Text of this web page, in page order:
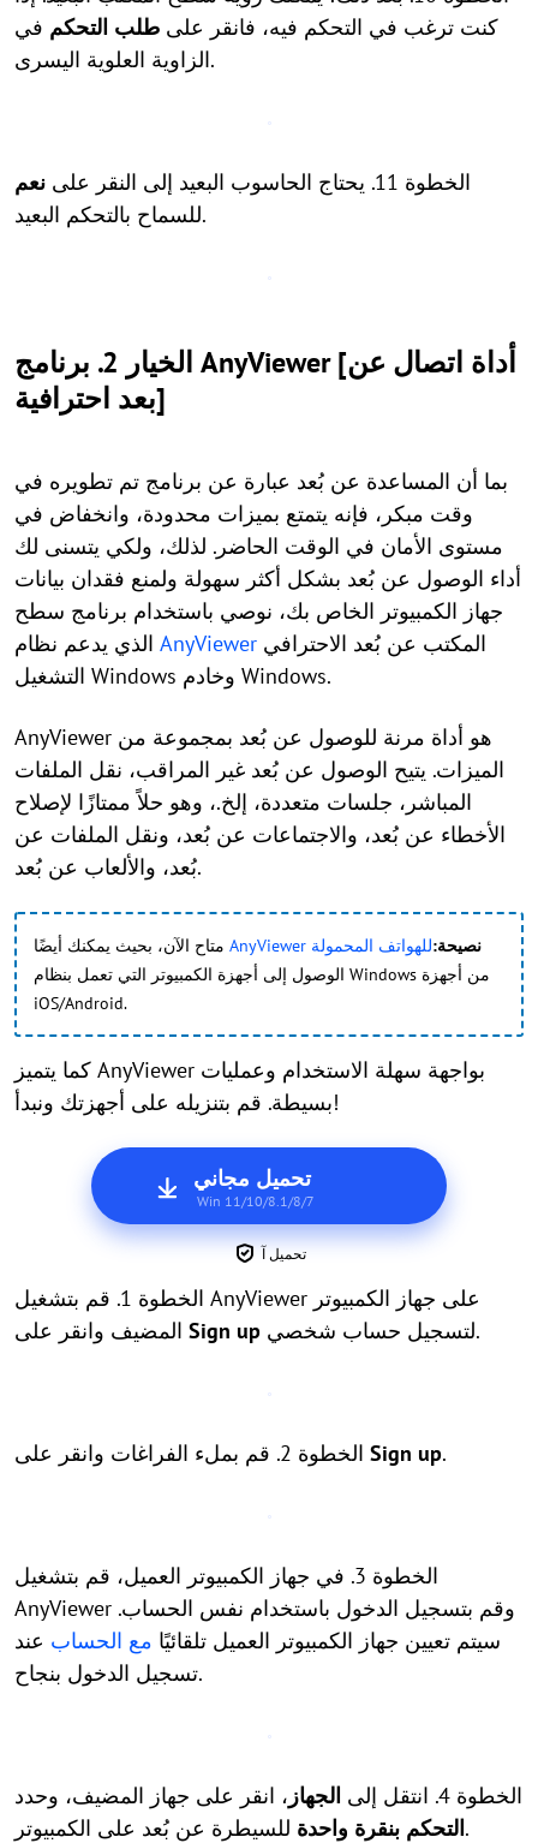
كنت ترغب في التحكم فيه، فانقر على طلب التحكم في
الزاوية العلوية اليسرى.
الخطوة 11. يحتاج الحاسوب البعيد إلى النقر على
نعم
للسماح بالتحكم البعيد.
الخيار 2. برنامج AnyViewer [أداة اتصال عن
بعد احترافية]
بما أن المساعدة عن بُعد عبارة عن برنامج تم تطويره في
وقت مبكر، فإنه يتمتع بميزات محدودة، وانخفاض في
مستوى الأمان في الوقت الحاضر. لذلك، ولكي يتسنى لك
أداء الوصول عن بُعد بشكل أكثر سهولة ولمنع فقدان بيانات
جهاز الكمبيوتر الخاص بك، نوصي باستخدام برنامج سطح
المكتب عن بُعد الاحترافي AnyViewer الذي يدعم نظام
التشغيل Windows وخادم Windows.
AnyViewer هو أداة مرنة للوصول عن بُعد بمجموعة من
الميزات. يتيح الوصول عن بُعد غير المراقب، نقل الملفات
المباشر، جلسات متعددة، إلخ.، وهو حلاً ممتازًا لإصلاح
الأخطاء عن بُعد، والاجتماعات عن بُعد، ونقل الملفات عن
بُعد، والألعاب عن بُعد.
نصيحة:AnyViewer للهواتف المحمولة
متاح الآن، بحيث يمكنك أيضًا
الوصول إلى أجهزة الكمبيوتر التي تعمل بنظام Windows من أجهزة
iOS/Android.
كما يتميز AnyViewer بواجهة سهلة الاستخدام وعمليات
بسيطة. قم بتنزيله على أجهزتك ونبدأ!
تحميل مجاني
Win 11/10/8.1/8/7
تحميل آ
الخطوة 1. قم بتشغيل AnyViewer على جهاز الكمبيوتر
Sign up لتسجيل حساب شخصي.
Sign up.
الخطوة 3. في جهاز الكمبيوتر العميل، قم بتشغيل
AnyViewer وقم بتسجيل الدخول باستخدام نفس الحساب.
سيتم تعيين جهاز الكمبيوتر العميل تلقائيًا مع الحساب عند
تسجيل الدخول بنجاح.
الخطوة 4. انتقل إلى الجهاز ، انقر على جهاز المضيف، وحدد
التحكم بنقرة واحدةللسيطرة عن بُعد على الكمبيوتر.